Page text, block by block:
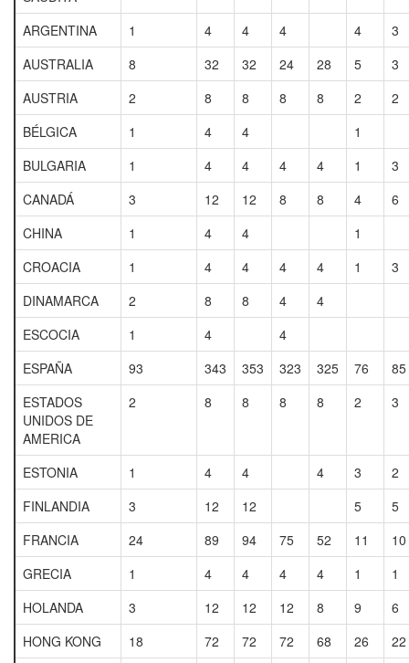
ARGENTINA 1 4 4 4 4
3
AUSTRALIA
8 32 32 24 28 5
3
AUSTRIA
2 8 8 8 8 2
2
BÉLGICA
1 4 4
1
BULGARIA
1 4 4 4 4 1
3
CANADÁ
3 12 12 8 8 4
6
CHINA
1 4 4
1
CROACIA
1 4 4 4 4 1
3
DINAMARCA
2 8 8 4
4
ESCOCIA
1 4
4
ESPAÑA
93 343 353 323 325 76
85
ESTADOS
UNIDOS DE
AMERICA
2 8 8 8 8 2 3
ESTONIA 1 4 4 4 3
2
FINLANDIA
3 12 12 5
5
FRANCIA
24 89 94 75 52 11
10
GRECIA
1 4 4 4 4 1
1
HOLANDA
3 12 12 12 8 9
6
HONG KONG
18 72 72 72 68 26
22